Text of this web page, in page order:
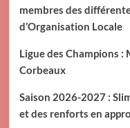
membres des
d’Organisation Locale
Ligue des Champions :
Corbeaux
Saison 2026-2027 :
et des renforts en